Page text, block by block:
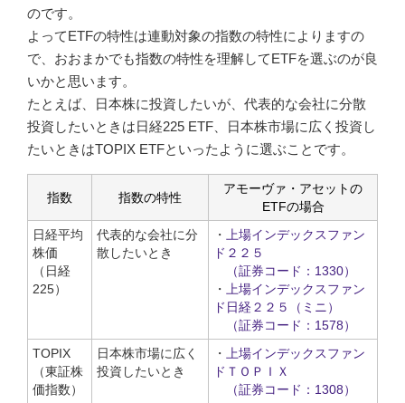
のです。
よってETFの特性は連動対象の指数の特性によりますの
で、おおまかでも指数の特性を理解してETFを選ぶのが良
いかと思います。
たとえば、日本株に投資したいが、代表的な会社に分散
投資したいときは日経225 ETF、日本株市場に広く投資し
たいときはTOPIX ETFといったように選ぶことです。
指数 指数の特性
アモーヴァ・アセットの
ETFの場合
日経平均
株価
（日経
225）
代表的な会社に分
散したいとき
・ 上場インデックスファン
ド２２５
（証券コード：1330）
・ 上場インデックスファン
ド日経２２５（ミニ）
（証券コード：1578）
TOPIX
（東証株
価指数）
日本株市場に広く
投資したいとき
・ 上場インデックスファン
ドＴＯＰＩＸ
（証券コード：1308）